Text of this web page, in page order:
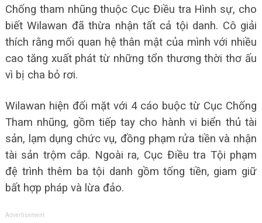
Chống tham nhũng thuộc Cục Điều tra Hình sự, cho
biết Wilawan đã thừa nhận tất cả tội danh. Cô giải
thích rằng mối quan hệ thân mật của mình với nhiều
cao tăng xuất phát từ những tổn thương thời thơ ấu
vì bị cha bỏ rơi.
Wilawan hiện đối mặt với 4 cáo buộc từ Cục Chống
Tham nhũng, gồm tiếp tay cho hành vi biển thủ tài
sản, lạm dụng chức vụ, đồng phạm rửa tiền và nhận
tài sản trộm cắp. Ngoài ra, Cục Điều tra Tội phạm
đệ trình thêm ba tội danh gồm tống tiền, giam giữ
bất hợp pháp và lừa đảo.
Advertisement